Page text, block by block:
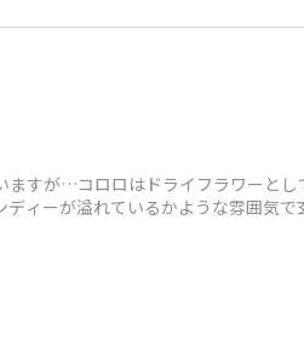
すが…コロロはドライフラワーとし
ィーが溢れているかような雰囲気